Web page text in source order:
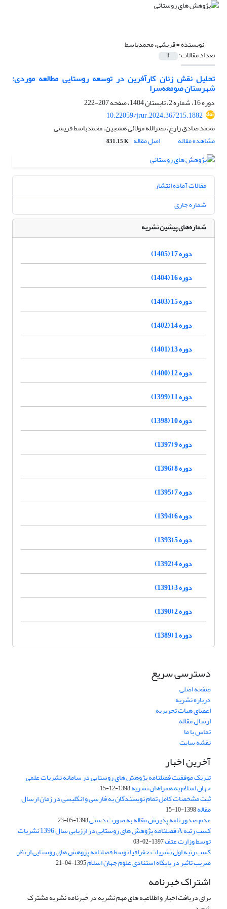
نویسنده =قریشی، محمدباسط
تعداد مقالات: 1
تحلیل نقش زنان کارآفرین در توسعه روستایی مطالعه موردی:
شهرستان صومعه‌سرا
دوره 16، شماره 2، تابستان 1404، صفحه
207-222
10.22059/jrur.2024.367215.1882
محمد صادق زارع، نصرالله مولائی هشجین، محمدباسط قریشی
مشاهده مقاله
اصل مقاله 831.15 K
مقالات آماده انتشار
شماره جاری
شماره‌های پیشین نشریه
دوره 17 (1405)
دوره 16 (1404)
دوره 15 (1403)
دوره 14 (1402)
دوره 13 (1401)
دوره 12 (1400)
دوره 11 (1399)
دوره 10 (1398)
دوره 9 (1397)
دوره 8 (1396)
دوره 7 (1395)
دوره 6 (1394)
دوره 5 (1393)
دوره 4 (1392)
دوره 3 (1391)
دوره 2 (1390)
دوره 1 (1389)
دسترسی سریع
صفحه اصلی
درباره نشریه
اعضای هیات تحریریه
ارسال مقاله
تماس با ما
نقشه سایت
آخرین اخبار
تبریک موفقیت فصلنامه پژوهش های روستایی در سامانه نشریات علمی
جهان اسلام به همراهان نشریه1398-12-15
ثبت مشخصات کامل تمام نویسندگان به فارسی و انگلیسی در زمان ارسال
مقاله1398-10-15
عدم صدور نامه پذیرش مقاله به صورت دستی1398-05-23
کسب رتبه A فصلنامه پژوهش های روستایی در ارزیابی سال 1396 نشریات
توسط وزارت عتف1397-02-03
کسب رتبه اول نشریات جغرافیا توسط فصلنامه پژوهش های روستایی از نظر
ضریب تاثیر در پایگاه استنادی علوم جهان اسلام1395-04-21
اشتراک خبرنامه
برای دریافت اخبار و اطلاعیه های مهم نشریه در خبرنامه نشریه مشترک